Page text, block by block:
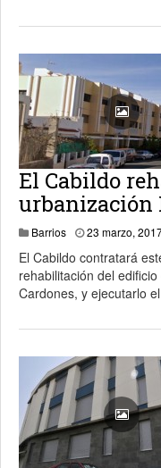
El Cabildo
urbanización
Barrios 23 marzo,
El Cabildo contratará
rehabilitación del
Cardones, y ejecutarlo